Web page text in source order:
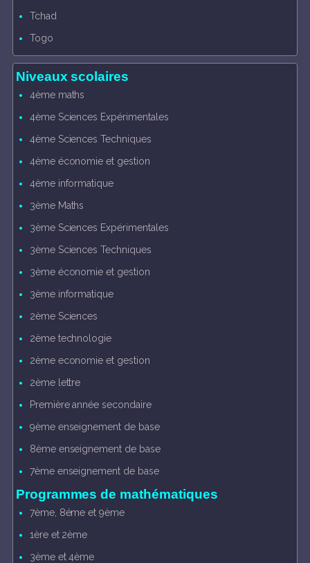
Tchad
Togo
Niveaux scolaires
4ème maths
4ème Sciences Expérimentales
4ème Sciences Techniques
4ème économie et gestion
4ème informatique
3ème Maths
3ème Sciences Expérimentales
3ème Sciences Techniques
3ème économie et gestion
3ème informatique
2ème Sciences
2ème technologie
2ème economie et gestion
2ème lettre
Première année secondaire
9ème enseignement de base
8ème enseignement de base
7ème enseignement de base
Programmes de mathématiques
7ème, 8éme et 9ème
1ère et 2ème
3ème et 4ème